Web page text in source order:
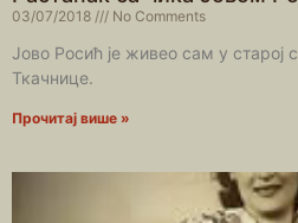
03/07/2018 No Comments
Јово Росић је живео сам у старој
Ткачнице.
Прочитај више »